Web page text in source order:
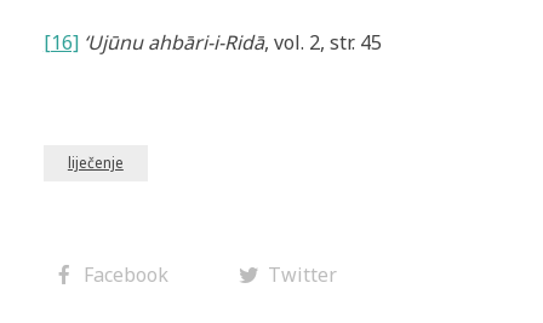
[16] ‘Ujūnu ahbāri-i-Ridā, vol. 2, str. 45
liječenje
Facebook Twitter